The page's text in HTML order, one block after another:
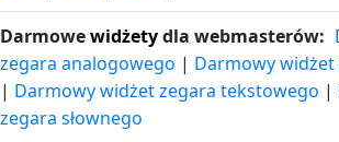
Darmowewidżetydla webmasterów:
zegara analogowego | Darmowy
| Darmowy widżet zegara tekstowego |
zegara słownego